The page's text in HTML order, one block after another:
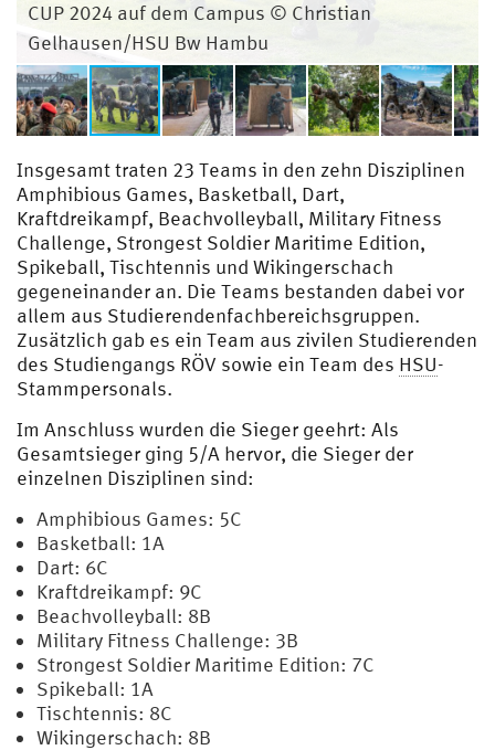
CUP 2024 auf dem Campus © Christian
Gelhausen/HSU Bw Hambu
Insgesamt traten 23 Teams in den zehn Disziplinen
Amphibious Games, Basketball, Dart,
Kraftdreikampf, Beachvolleyball, Military Fitness
Challenge, Strongest Soldier Maritime Edition,
Spikeball, Tischtennis und Wikingerschach
gegeneinander an. Die Teams bestanden dabei vor
allem aus Studierendenfachbereichsgruppen.
Zusätzlich gab es ein Team aus zivilen Studierenden
des Studiengangs RÖV sowie ein Team des HSU-
Stammpersonals.
Im Anschluss wurden die Sieger geehrt: Als
Gesamtsieger ging 5/A hervor, die Sieger der
einzelnen Disziplinen sind:
Amphibious Games: 5C
Basketball: 1A
Dart: 6C
Kraftdreikampf: 9C
Beachvolleyball: 8B
Military Fitness Challenge: 3B
Strongest Soldier Maritime Edition: 7C
Spikeball: 1A
Tischtennis: 8C
Wikingerschach: 8B